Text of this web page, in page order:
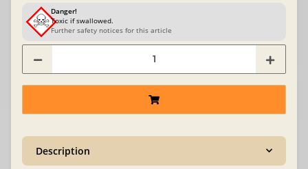
Danger!
Toxic if swallowed.
Further safety notices for this article
Description